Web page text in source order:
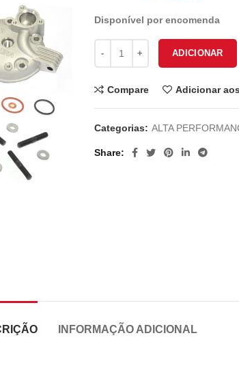
original
era:
660.00€.
atual
é:
Disponível por encomenda
ADICIONAR
Compare Adicionar
Categorias: ALTA
Share
INFORMAÇÃO ADICIONAL